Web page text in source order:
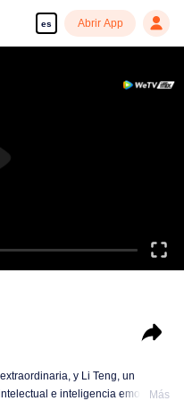
es Abrir App
y Li Teng, un
e inteligencia emocional
Más